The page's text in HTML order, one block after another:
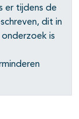
er tijdens de
dit in
is